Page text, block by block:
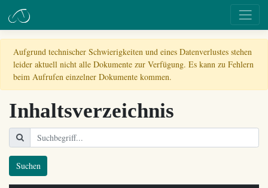
Aufgrund technischer Schwierigkeiten und eines Datenverlustes stehen
leider aktuell nicht alle Dokumente zur Verfügung. Es kann zu Fehlern
beim Aufrufen einzelner Dokumente kommen.
Inhaltsverzeichnis
Suchen